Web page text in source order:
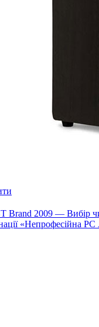
Brand 2009 — Вибір
«Непрофесійна